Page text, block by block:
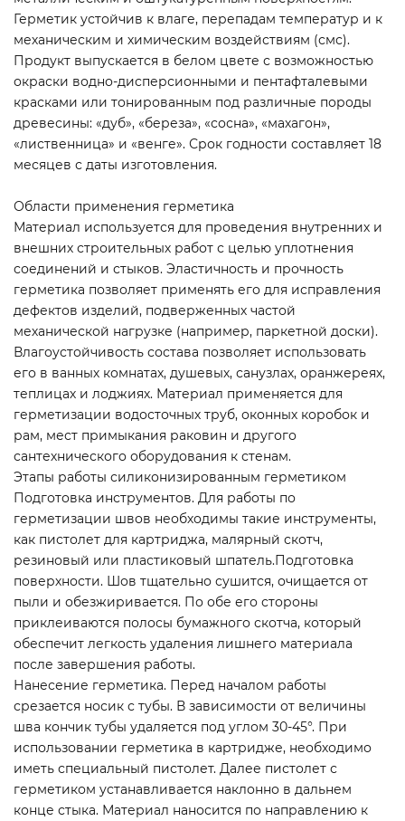
Герметик устойчив к влаге, перепадам температур и к
механическим и химическим воздействиям (смс).
Продукт выпускается в белом цвете с возможностью
окраски водно-дисперсионными и пентафталевыми
красками или тонированным под различные породы
древесины: «дуб», «береза», «сосна», «махагон»,
«лиственница» и «венге». Срок годности составляет 18
месяцев с даты изготовления.
Области применения герметика
Материал используется для проведения внутренних и
внешних строительных работ с целью уплотнения
соединений и стыков. Эластичность и прочность
герметика позволяет применять его для исправления
дефектов изделий, подверженных частой
механической нагрузке (например, паркетной доски).
Влагоустойчивость состава позволяет использовать
его в ванных комнатах, душевых, санузлах, оранжереях,
теплицах и лоджиях. Материал применяется для
герметизации водосточных труб, оконных коробок и
рам, мест примыкания раковин и другого
сантехнического оборудования к стенам.
Этапы работы силиконизированным герметиком
Подготовка инструментов. Для работы по
герметизации швов необходимы такие инструменты,
как пистолет для картриджа, малярный скотч,
резиновый или пластиковый шпатель.Подготовка
поверхности. Шов тщательно сушится, очищается от
пыли и обезжиривается. По обе его стороны
приклеиваются полосы бумажного скотча, который
обеспечит легкость удаления лишнего материала
после завершения работы.
Нанесение герметика. Перед началом работы
срезается носик с тубы. В зависимости от величины
шва кончик тубы удаляется под углом 30-45°. При
использовании герметика в картридже, необходимо
иметь специальный пистолет. Далее пистолет с
герметиком устанавливается наклонно в дальнем
конце стыка. Материал наносится по направлению к